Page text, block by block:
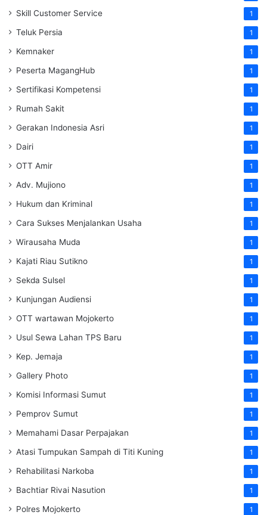
Skill Customer Service 1
Teluk Persia 1
Kemnaker 1
Peserta MagangHub 1
Sertifikasi Kompetensi 1
Rumah Sakit 1
Gerakan Indonesia Asri 1
Dairi 1
OTT Amir 1
Adv. Mujiono 1
Hukum dan Kriminal 1
Cara Sukses Menjalankan Usaha 1
Wirausaha Muda 1
Kajati Riau Sutikno 1
Sekda Sulsel 1
Kunjungan Audiensi 1
OTT wartawan Mojokerto 1
Usul Sewa Lahan TPS Baru 1
Kep. Jemaja 1
Gallery Photo 1
Komisi Informasi Sumut 1
Pemprov Sumut 1
Memahami Dasar Perpajakan 1
Atasi Tumpukan Sampah di Titi Kuning 1
Rehabilitasi Narkoba 1
Bachtiar Rivai Nasution 1
Polres Mojokerto 1